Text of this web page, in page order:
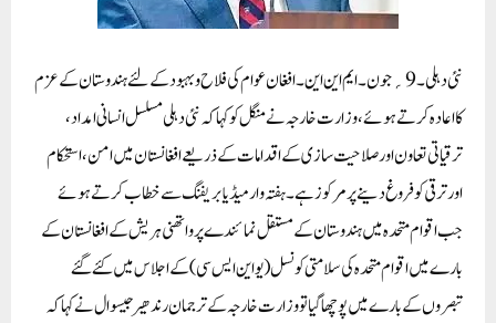
نئی دہلی ۔9؍ جون۔ ایم این این۔ افغان عوام کی فلاح و بہبود کے لئے ہندوستان کے عزم
کا اعادہ کرتے ہوئے، وزارت خارجہ نے منگل کو کہا کہ نئی دہلی مسلسل انسانی امداد،
ترقیاتی تعاون اور صلاحیت سازی کے اقدامات کے ذریعے افغانستان میں امن، استحکام
اور ترقی کو فروغ دینے پر مرکوز ہے۔ ہفتہ وار میڈیا بریفنگ سے خطاب کرتے ہوئے
جب اقوام متحدہ میں ہندوستان کے مستقل نمائندے پرواتھنی ہریش کے افغانستان کے
بارے میں اقوام متحدہ کی سلامتی کونسل (یو این ایس سی) کے اجلاس میں کئے گئے
تبصروں کے بارے میں پوچھا گیا تو وزارت خارجہ کے ترجمان رندھیر جیسوال نے کہا کہ